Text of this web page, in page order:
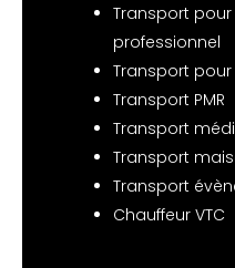
Transport
professionnel
Transport
Transport PMR
Transport
Transport
Transport
Chauffeur VTC